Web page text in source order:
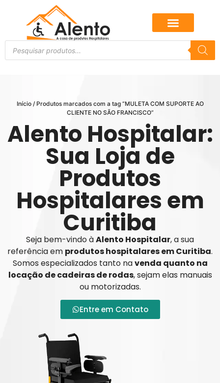
Início/ Produtos marcados com a tag “MULETA COM SUPORTE AO
CLIENTE NO SÃO FRANCISCO”
Alento Hospitalar:
Sua Loja de
Produtos
Hospitalares em
Curitiba
Seja bem-vindo àAlento Hospitalar, a sua
referência em produtos hospitalares em Curitiba.
Somos especializados tanto navenda quanto na
locação de cadeiras de rodas, sejam elas manuais
ou motorizadas.
Entre em Contato